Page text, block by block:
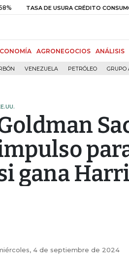
TASA DE USURA CRÉDITO CONSUMO
AGRONEGOCIOS ANÁLISIS
VENEZUELA PETRÓLEO GRUPO
gana
4 de septiembre de 2024